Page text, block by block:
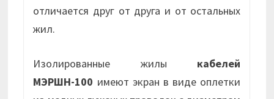
отличается друг от друга и от остальных
жил.
Изолированные жилы кабелей
МЭРШН-100 имеют экран в виде оплетки